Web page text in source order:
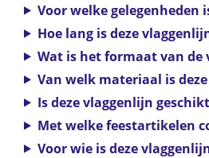
Voor welke gelegenheden
Hoe lang is deze
Wat is het formaat van de
Van welk materiaal is
Is deze vlaggenlijn
Met welke feestartikelen
Voor wie is deze